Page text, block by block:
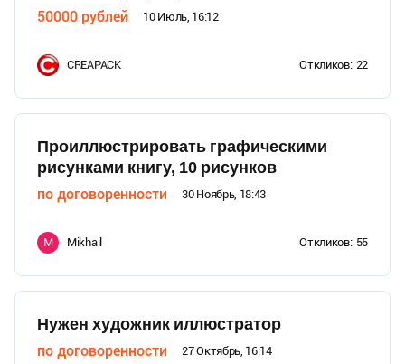
50000 рублей 10 Июль, 16:12
CREAPACK Откликов: 22
Проиллюстрировать графическими
рисунками книгу, 10 рисунков
по договоренности 30 Ноябрь, 18:43
M Mikhail Откликов: 55
Нужен художник иллюстратор
по договоренности 27 Октябрь, 16:14